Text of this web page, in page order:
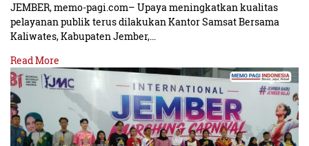
JEMBER, memo-pagi.com– Upaya meningkatkan kualitas
pelayanan publik terus dilakukan Kantor Samsat Bersama
Kaliwates, Kabupaten Jember,…
Read More